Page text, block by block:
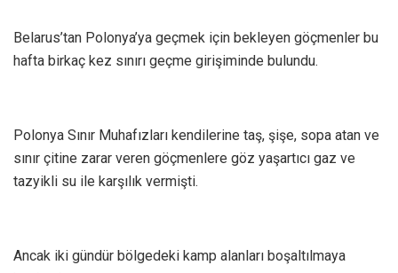
Belarus’tan Polonya’ya geçmek için bekleyen göçmenler bu
hafta birkaç kez sınırı geçme girişiminde bulundu.
Polonya Sınır Muhafızları kendilerine taş, şişe, sopa atan ve
sınır çitine zarar veren göçmenlere göz yaşartıcı gaz ve
tazyikli su ile karşılık vermişti.
Ancak iki gündür bölgedeki kamp alanları boşaltılmaya